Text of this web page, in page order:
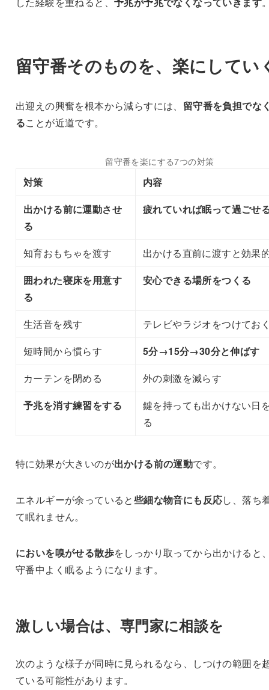
留守番そのものを、楽にしてい
出迎えの興奮を根本から減らすには、 留守番を負担でな
ることが近道です。
留守番を楽にする7つの対策
対策
内容
出かける前に運動させ
る
疲れていれば眠って過ごせ
知育おもちゃを渡す
出かける直前に渡すと効果
囲われた寝床を用意す
る
安心できる場所をつくる
生活音を残す
テレビやラジオをつけてお
短時間から慣らす
5分→15分→30分と伸ばす
カーテンを閉める
外の刺激を減らす
予兆を消す練習をする
鍵を持っても出かけない日
る
特に効果が大きいのが出かける前の運動です。
エネルギーが余っていると些細な物音にも反応し、落ち
て眠れません。
においを嗅がせる散歩をしっかり取ってから出かけると
守番中よく眠るようになります。
激しい場合は、専門家に相談を
次のような様子が同時に見られるなら、しつけの範囲を
ている可能性があります。